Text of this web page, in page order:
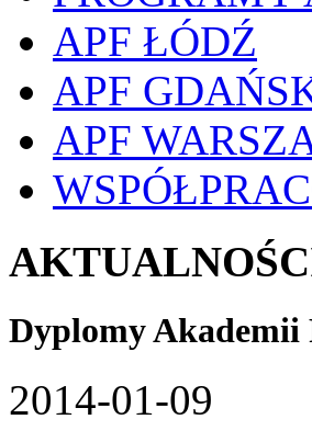
APF ŁÓDŹ
APF
APF
Dyplomy Akademii
2014-01-09